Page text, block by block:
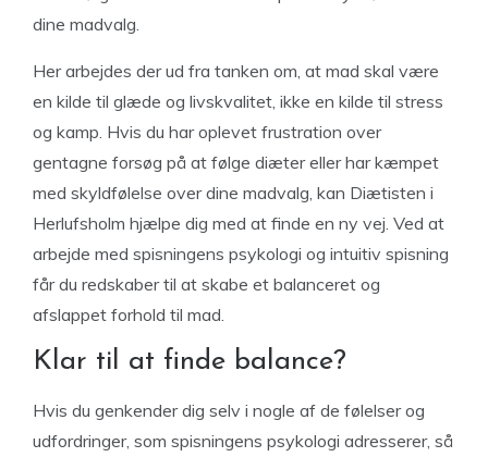
dine madvalg.
Her arbejdes der ud fra tanken om, at mad skal være
en kilde til glæde og livskvalitet, ikke en kilde til stress
og kamp. Hvis du har oplevet frustration over
gentagne forsøg på at følge diæter eller har kæmpet
med skyldfølelse over dine madvalg, kan Diætisten i
Herlufsholm hjælpe dig med at finde en ny vej. Ved at
arbejde med spisningens psykologi og intuitiv spisning
får du redskaber til at skabe et balanceret og
afslappet forhold til mad.
Klar til at finde balance?
Hvis du genkender dig selv i nogle af de følelser og
udfordringer, som spisningens psykologi adresserer, så